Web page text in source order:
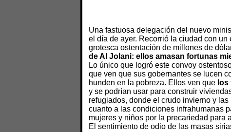
Una fastuosa delegación del nuevo
el día de ayer. Recorrió la ciudad con
grotesca ostentación de millones de
de Al Jolani: ellos amasan fortunas
Lo único que logró este convoy
que ven que sus gobernantes se lucen
hunden en la pobreza. Ellos ven que
y se podrían usar para construir
refugiados, donde el crudo invierno y
cuanto a las condiciones infrahumanas
mujeres y niños por la precariedad para
El sentimiento de odio de las masas